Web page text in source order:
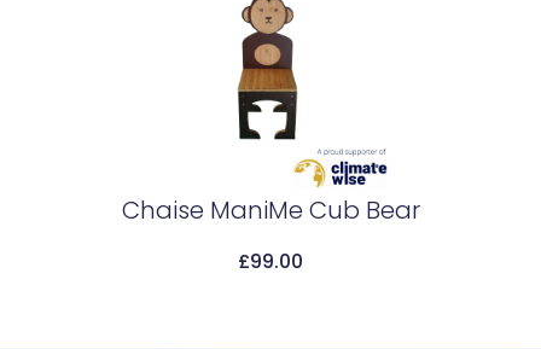
Add To Cart
Chaise ManiMe Cub Bear
£99.00